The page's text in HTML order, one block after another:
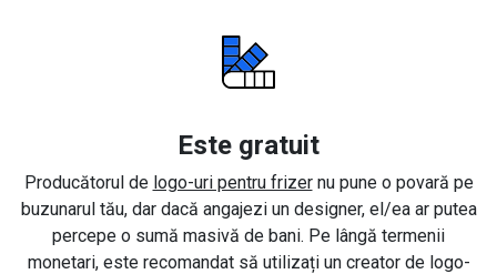
Este gratuit
Producătorul de logo-uri pentru frizernu pune o povară pe
buzunarul tău, dar dacă angajezi un designer, el/ea ar putea
percepe o sumă masivă de bani. Pe lângă termenii
monetari, este recomandat să utilizați un creator de logo-